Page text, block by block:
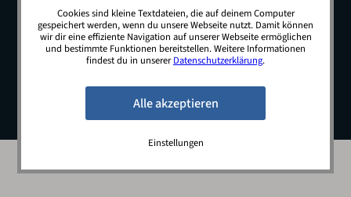
© 2026 JobSwop.io · All rights reserved.
Blog Jobs Newsletter
Kontakt
Preise
Impressum Datenschutz
Cookies sind kleine Textdateien, die auf deinem Computer
gespeichert werden, wenn du unsere Webseite nutzt. Damit können
wir dir eine effiziente Navigation auf unserer Webseite ermöglichen
und bestimmte Funktionen bereitstellen. Weitere Informationen
findest du in unsererDatenschutzerklärung.
Einstellungen